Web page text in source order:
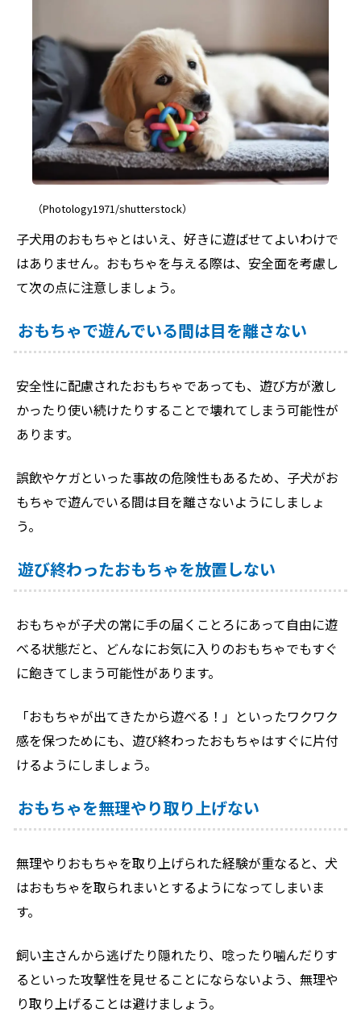
（Photology1971/shutterstock）
子犬用のおもちゃとはいえ、好きに遊ばせてよいわけで
はありません。おもちゃを与える際は、安全面を考慮し
て次の点に注意しましょう。
おもちゃで遊んでいる間は目を離さない
安全性に配慮されたおもちゃであっても、遊び方が激し
かったり使い続けたりすることで壊れてしまう可能性が
あります。
誤飲やケガといった事故の危険性もあるため、子犬がお
もちゃで遊んでいる間は目を離さないようにしましょ
う。
遊び終わったおもちゃを放置しない
おもちゃが子犬の常に手の届くことろにあって自由に遊
べる状態だと、どんなにお気に入りのおもちゃでもすぐ
に飽きてしまう可能性があります。
「おもちゃが出てきたから遊べる！」といったワクワク
感を保つためにも、遊び終わったおもちゃはすぐに片付
けるようにしましょう。
おもちゃを無理やり取り上げない
無理やりおもちゃを取り上げられた経験が重なると、犬
はおもちゃを取られまいとするようになってしまいま
す。
飼い主さんから逃げたり隠れたり、唸ったり噛んだりす
るといった攻撃性を見せることにならないよう、無理や
り取り上げることは避けましょう。